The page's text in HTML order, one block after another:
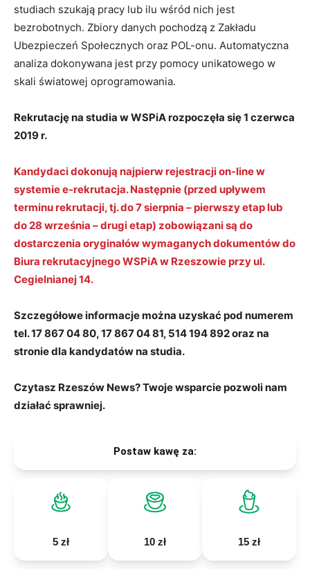
studiach szukają pracy lub ilu wśród nich jest
bezrobotnych. Zbiory danych pochodzą z Zakładu
Ubezpieczeń Społecznych oraz POL-onu. Automatyczna
analiza dokonywana jest przy pomocy unikatowego w
skali światowej oprogramowania.
Rekrutację na studia w WSPiA rozpoczęła się 1 czerwca
2019 r.
Kandydaci dokonują najpierw rejestracji on-line w
systemie e-rekrutacja. Następnie (przed upływem
terminu rekrutacji, tj. do 7 sierpnia – pierwszy etap lub
do 28 września – drugi etap) zobowiązani są do
dostarczenia oryginałów wymaganych dokumentów do
Biura rekrutacyjnego WSPiA w Rzeszowie przy ul.
Cegielnianej 14.
Szczegółowe informacje można uzyskać pod numerem
tel. 17 867 04 80, 17 867 04 81, 514 194 892 oraz na
stronie dla kandydatów na studia.
Czytasz Rzeszów News? Twoje wsparcie pozwoli nam
działać sprawniej.
Postaw kawę za:
5 zł 10 zł 15 zł